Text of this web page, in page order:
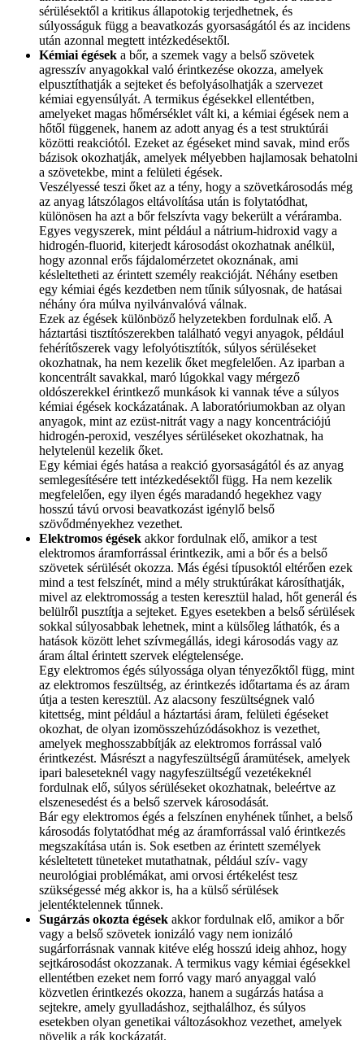
sérülésektől a kritikus állapotokig terjedhetnek, és
súlyosságuk függ a beavatkozás gyorsaságától és az incidens
után azonnal megtett intézkedésektől.
Kémiai égések a bőr, a szemek vagy a belső szövetek
agresszív anyagokkal való érintkezése okozza, amelyek
elpusztíthatják a sejteket és befolyásolhatják a szervezet
kémiai egyensúlyát. A termikus égésekkel ellentétben,
amelyeket magas hőmérséklet vált ki, a kémiai égések nem a
hőtől függenek, hanem az adott anyag és a test struktúrái
közötti reakciótól. Ezeket az égéseket mind savak, mind erős
bázisok okozhatják, amelyek mélyebben hajlamosak behatolni
a szövetekbe, mint a felületi égések.
Veszélyessé teszi őket az a tény, hogy a szövetkárosodás még
az anyag látszólagos eltávolítása után is folytatódhat,
különösen ha azt a bőr felszívta vagy bekerült a véráramba.
Egyes vegyszerek, mint például a nátrium-hidroxid vagy a
hidrogén-fluorid, kiterjedt károsodást okozhatnak anélkül,
hogy azonnal erős fájdalomérzetet okoznának, ami
késleltetheti az érintett személy reakcióját. Néhány esetben
egy kémiai égés kezdetben nem tűnik súlyosnak, de hatásai
néhány óra múlva nyilvánvalóvá válnak.
Ezek az égések különböző helyzetekben fordulnak elő. A
háztartási tisztítószerekben található vegyi anyagok, például
fehérítőszerek vagy lefolyótisztítók, súlyos sérüléseket
okozhatnak, ha nem kezelik őket megfelelően. Az iparban a
koncentrált savakkal, maró lúgokkal vagy mérgező
oldószerekkel érintkező munkások ki vannak téve a súlyos
kémiai égések kockázatának. A laboratóriumokban az olyan
anyagok, mint az ezüst-nitrát vagy a nagy koncentrációjú
hidrogén-peroxid, veszélyes sérüléseket okozhatnak, ha
helytelenül kezelik őket.
Egy kémiai égés hatása a reakció gyorsaságától és az anyag
semlegesítésére tett intézkedésektől függ. Ha nem kezelik
megfelelően, egy ilyen égés maradandó hegekhez vagy
hosszú távú orvosi beavatkozást igénylő belső
szövődményekhez vezethet.
Elektromos égések akkor fordulnak elő, amikor a test
elektromos áramforrással érintkezik, ami a bőr és a belső
szövetek sérülését okozza. Más égési típusoktól eltérően ezek
mind a test felszínét, mind a mély struktúrákat károsíthatják,
mivel az elektromosság a testen keresztül halad, hőt generál és
belülről pusztítja a sejteket. Egyes esetekben a belső sérülések
sokkal súlyosabbak lehetnek, mint a külsőleg láthatók, és a
hatások között lehet szívmegállás, idegi károsodás vagy az
áram által érintett szervek elégtelensége.
Egy elektromos égés súlyossága olyan tényezőktől függ, mint
az elektromos feszültség, az érintkezés időtartama és az áram
útja a testen keresztül. Az alacsony feszültségnek való
kitettség, mint például a háztartási áram, felületi égéseket
okozhat, de olyan izomösszehúzódásokhoz is vezethet,
amelyek meghosszabbítják az elektromos forrással való
érintkezést. Másrészt a nagyfeszültségű áramütések, amelyek
ipari baleseteknél vagy nagyfeszültségű vezetékeknél
fordulnak elő, súlyos sérüléseket okozhatnak, beleértve az
elszenesedést és a belső szervek károsodását.
Bár egy elektromos égés a felszínen enyhének tűnhet, a belső
károsodás folytatódhat még az áramforrással való érintkezés
megszakítása után is. Sok esetben az érintett személyek
késleltetett tüneteket mutathatnak, például szív- vagy
neurológiai problémákat, ami orvosi értékelést tesz
szükségessé még akkor is, ha a külső sérülések
jelentéktelennek tűnnek.
Sugárzás okozta égések akkor fordulnak elő, amikor a bőr
vagy a belső szövetek ionizáló vagy nem ionizáló
sugárforrásnak vannak kitéve elég hosszú ideig ahhoz, hogy
sejtkárosodást okozzanak. A termikus vagy kémiai égésekkel
ellentétben ezeket nem forró vagy maró anyaggal való
közvetlen érintkezés okozza, hanem a sugárzás hatása a
sejtekre, amely gyulladáshoz, sejthalálhoz, és súlyos
esetekben olyan genetikai változásokhoz vezethet, amelyek
növelik a rák kockázatát.